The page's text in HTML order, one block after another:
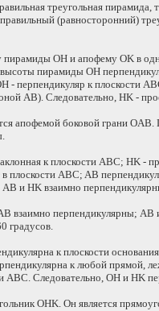
треугольная
(равносторонний)
пирамиды ОН и апофему OK в
пирамиды OH
- перпендикуляр к плоскости
AB). Следовательно, HK -
апофемой боковой грани
к плоскости ABC; HK -
плоскости ABC; AB
AB и HK взаимно
взаимно перпендикулярны; AB
градусов.
к плоскости
к любой прямой,
ABC. Следовательно, OH и HK
OHK. Он является